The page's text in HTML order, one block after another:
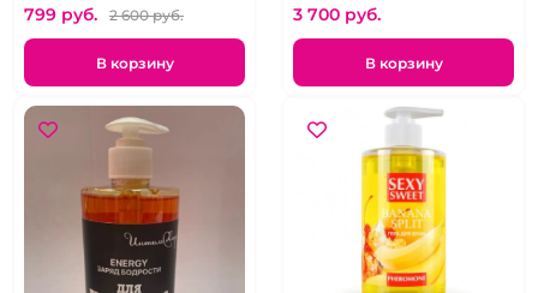
799 pуб. 2 600 pуб.
В корзину
3 700 pуб.
В корзину